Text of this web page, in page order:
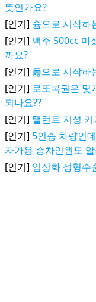
뜻인가요?
[인기] 슘으로 시작하
[인기] 맥주 500cc 마
까요?
[인기] 돓으로 시작하
[인기] 로또복권은 몇
되나요??
[인기] 탤런트 지성
[인기] 5인승 차량인
자가용 승차인원도
[인기] 엄정화 성형수